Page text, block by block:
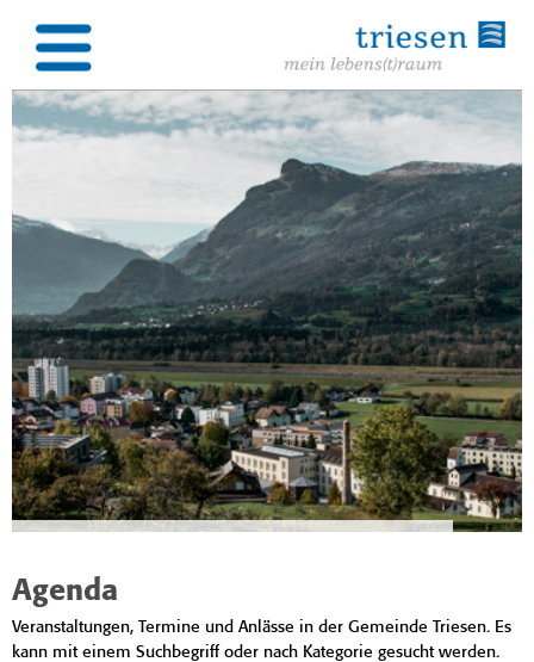
Agenda
Veranstaltungen, Termine und Anlässe in der Gemeinde Triesen. Es
kann mit einem Suchbegriff oder nach Kategorie gesucht werden.